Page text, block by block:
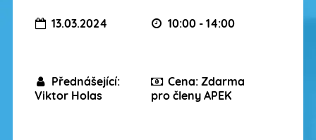
13.03.2024 10:00 - 14:00
Přednášející:
Viktor Holas
Cena: Zdarma
pro členy APEK